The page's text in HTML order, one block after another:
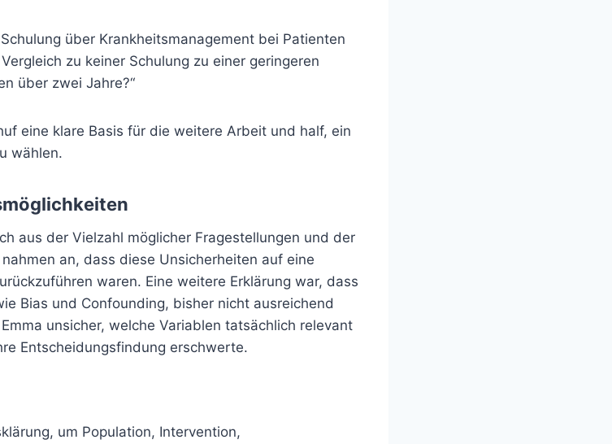
über Krankheitsmanagement bei Patienten
zu keiner Schulung zu einer geringeren
über zwei Jahre?“
eine klare Basis für die weitere Arbeit und half, ein
wählen.
aus der Vielzahl möglicher Fragestellungen und der
an, dass diese Unsicherheiten auf eine
waren. Eine weitere Erklärung war, dass
Bias und Confounding, bisher nicht ausreichend
unsicher, welche Variablen tatsächlich relevant
Entscheidungsfindung erschwerte.
um Population, Intervention,